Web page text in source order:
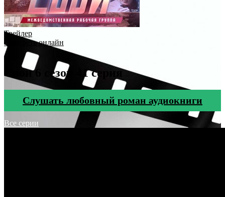
Трейлер
Смотреть онлайн
Свои 6 сезон 41 серия
Cлушать любовный роман аудиокниги
Все серии